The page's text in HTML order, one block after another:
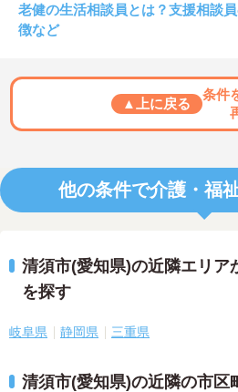
老健の生活相談員とは？支援相談
徴など
▲上に戻る
条件
他の条件で介護・福
清須市(愛知県)の近隣エリア
を探す
岐阜県 静岡県 三重県
清須市(愛知県)の近隣の市区